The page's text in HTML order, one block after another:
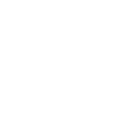
va a causar
señala.